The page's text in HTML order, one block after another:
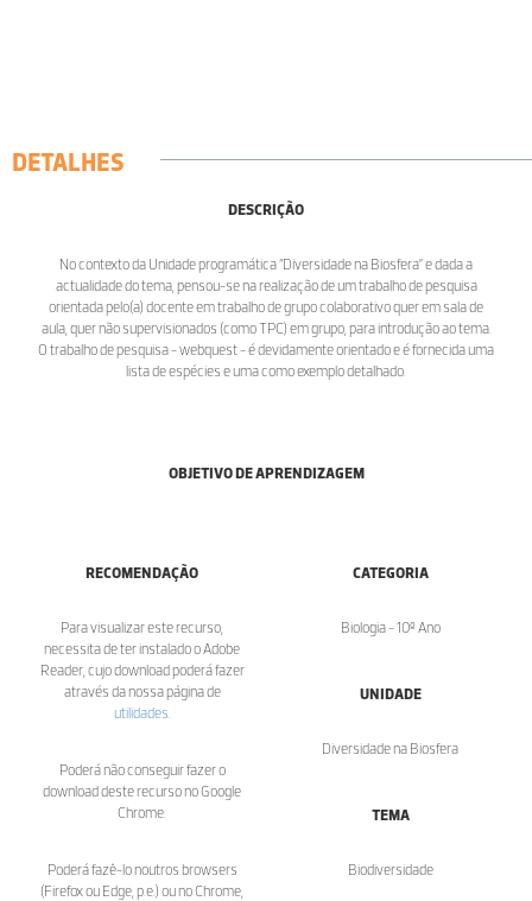
DETALHES
DESCRIÇÃO
No contexto da Unidade programática “Diversidade na Biosfera” e dada a
actualidade do tema, pensou-se na realização de um trabalho de pesquisa
orientada pelo(a) docente em trabalho de grupo colaborativo quer em sala de
aula, quer não supervisionados (como TPC) em grupo, para introdução ao tema.
O trabalho de pesquisa - webquest - é devidamente orientado e é fornecida uma
lista de espécies e uma como exemplo detalhado.
OBJETIVO DE APRENDIZAGEM
RECOMENDAÇÃO
Para visualizar este recurso,
necessita de ter instalado o Adobe
Reader, cujo download poderá fazer
através da nossa página de
utilidades
Poderá não conseguir fazer o
download deste recurso no Google
Chrome.
Poderá fazê-lo noutros browsers
(Firefox ou Edge, p.e.) ou no Chrome,
CATEGORIA
Biologia - 10º Ano
UNIDADE
Diversidade na Biosfera
TEMA
Biodiversidade